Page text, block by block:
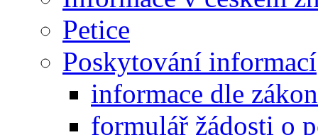
Petice
Poskytování informací
informace dle
formulář žádosti o